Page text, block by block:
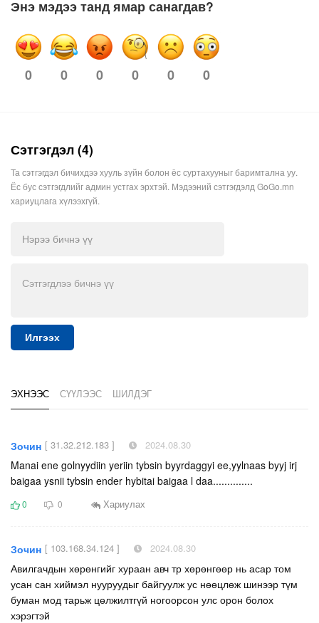
Энэ мэдээ танд ямар санагдав?
0 0 0 0 0 0
Сэтгэгдэл (4)
Та сэтгэгдэл бичихдээ хууль зүйн болон ёс суртахууныг баримтална уу.
Ёс бус сэтгэгдлийг админ устгах эрхтэй. Мэдээний сэтгэгдэлд GoGo.mn
хариуцлага хүлээхгүй.
Илгээх
ЭХНЭЭС СҮҮЛЭЭС ШИЛДЭГ
Зочин [ 31.32.212.183 ] 2024.08.30
Manai ene golnyydiin yeriin tybsin byyrdaggyi ee,yylnaas byyj irj
baigaa ysnii tybsin ender hybitai baigaa l daa..............
0 0 Хариулах
Зочин [ 103.168.34.124 ] 2024.08.30
Авилгачдын хөрөнгийг хураан авч тр хөрөнгөөр нь асар том
усан сан хиймэл нууруудыг байгуулж ус нөөцлөж шинээр түм
буман мод тарьж цөлжилтгүй ногоорсон улс орон болох
хэрэгтэй